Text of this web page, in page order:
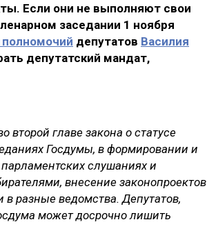
Если они не выполняют свои
заседании 1 ноября
депутатов Василия
депутатский мандат,
главе закона о статусе
Госдумы, в формировании и
слушаниях и
внесение законопроектов
разные ведомства. Депутатов,
может досрочно лишить